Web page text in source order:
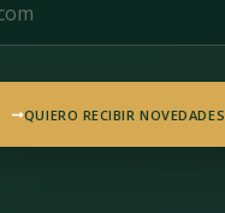
QUIERO RECIBIR NOVEDADES